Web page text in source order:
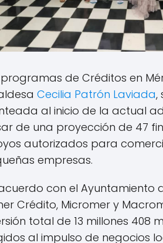
programas de Créditos en
Cecilia Patrón Laviada,
al inicio de la actual
de una proyección de 47
autorizados para
empresas.
con el Ayuntamiento
Crédito, Micromer y
total de 13 millones 408
al impulso de negocios